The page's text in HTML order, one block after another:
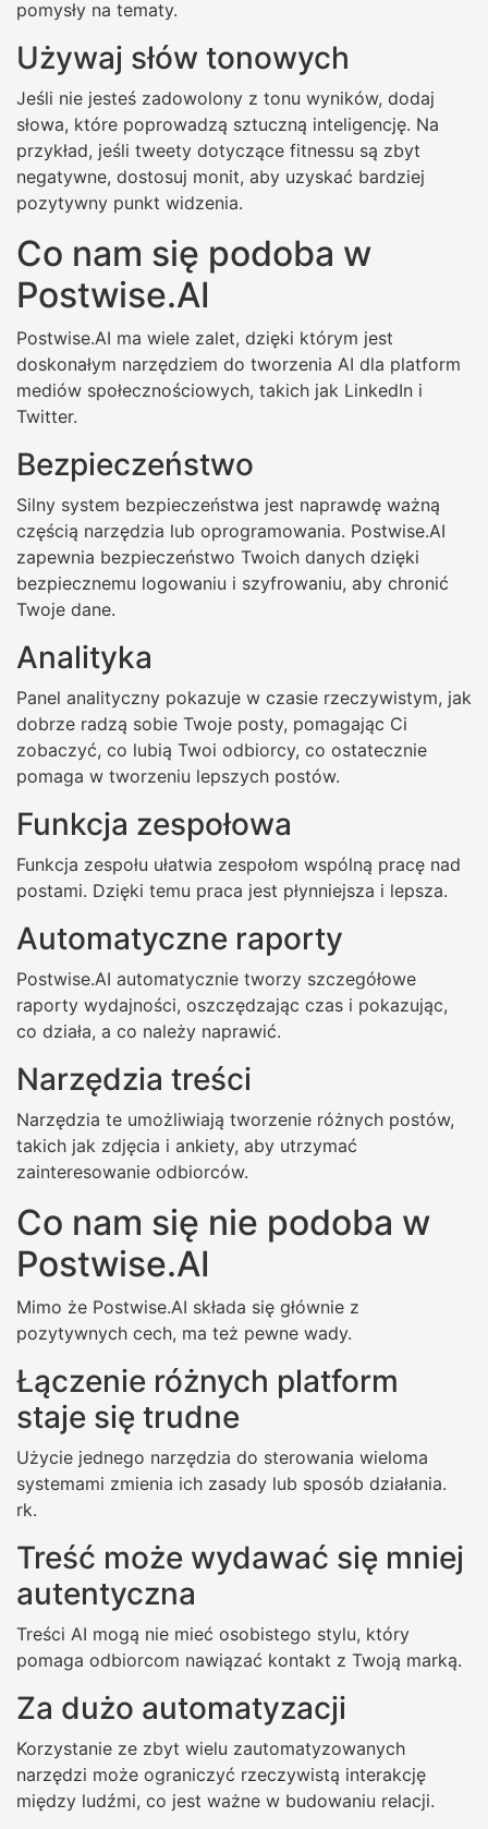
pomysły na tematy.
Używaj słów tonowych
Jeśli nie jesteś zadowolony z tonu wyników, dodaj
słowa, które poprowadzą sztuczną inteligencję. Na
przykład, jeśli tweety dotyczące fitnessu są zbyt
negatywne, dostosuj monit, aby uzyskać bardziej
pozytywny punkt widzenia.
Co nam się podoba w
Postwise.AI
Postwise.AI ma wiele zalet, dzięki którym jest
doskonałym narzędziem do tworzenia AI dla platform
mediów społecznościowych, takich jak LinkedIn i
Twitter.
Bezpieczeństwo
Silny system bezpieczeństwa jest naprawdę ważną
częścią narzędzia lub oprogramowania. Postwise.AI
zapewnia bezpieczeństwo Twoich danych dzięki
bezpiecznemu logowaniu i szyfrowaniu, aby chronić
Twoje dane.
Analityka
Panel analityczny pokazuje w czasie rzeczywistym, jak
dobrze radzą sobie Twoje posty, pomagając Ci
zobaczyć, co lubią Twoi odbiorcy, co ostatecznie
pomaga w tworzeniu lepszych postów.
Funkcja zespołowa
Funkcja zespołu ułatwia zespołom wspólną pracę nad
postami. Dzięki temu praca jest płynniejsza i lepsza.
Automatyczne raporty
Postwise.AI automatycznie tworzy szczegółowe
raporty wydajności, oszczędzając czas i pokazując,
co działa, a co należy naprawić.
Narzędzia treści
Narzędzia te umożliwiają tworzenie różnych postów,
takich jak zdjęcia i ankiety, aby utrzymać
zainteresowanie odbiorców.
Co nam się nie podoba w
Postwise.AI
Mimo że Postwise.AI składa się głównie z
pozytywnych cech, ma też pewne wady.
Łączenie różnych platform
staje się trudne
Użycie jednego narzędzia do sterowania wieloma
systemami zmienia ich zasady lub sposób działania.
rk.
Treść może wydawać się mniej
autentyczna
Treści AI mogą nie mieć osobistego stylu, który
pomaga odbiorcom nawiązać kontakt z Twoją marką.
Za dużo automatyzacji
Korzystanie ze zbyt wielu zautomatyzowanych
narzędzi może ograniczyć rzeczywistą interakcję
między ludźmi, co jest ważne w budowaniu relacji.